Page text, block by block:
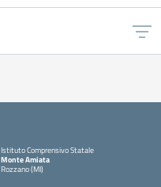
Istituto Comprensivo Statale
Monte Amiata
Rozzano (MI)